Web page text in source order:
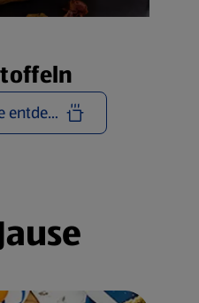
Rezepte entdecken